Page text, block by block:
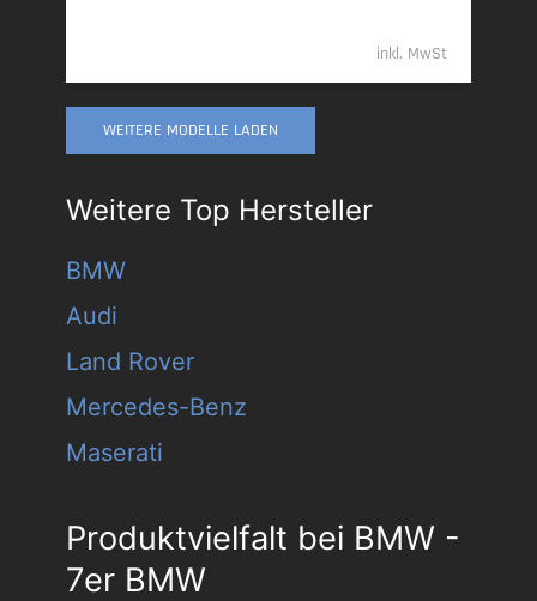
inkl. MwSt
WEITERE MODELLE LADEN
Weitere Top Hersteller
BMW
Audi
Land Rover
Mercedes-Benz
Maserati
Produktvielfalt bei BMW -
7er BMW